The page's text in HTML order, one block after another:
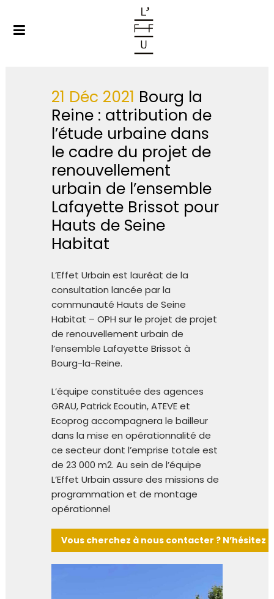
21 Déc 2021 Bourg la
Reine : attribution de
l’étude urbaine dans
le cadre du projet de
renouvellement
urbain de l’ensemble
Lafayette Brissot pour
Hauts de Seine
Habitat
L’Effet Urbain est lauréat de la
consultation lancée par la
communauté Hauts de Seine
Habitat – OPH sur le projet de projet
de renouvellement urbain de
l’ensemble Lafayette Brissot à
Bourg-la-Reine.
L’équipe constituée des agences
GRAU, Patrick Ecoutin, ATEVE et
Ecoprog accompagnera le bailleur
dans la mise en opérationnalité de
ce secteur dont l’emprise totale est
de 23 000 m2. Au sein de l’équipe
L’Effet Urbain assure des missions de
programmation et de montage
opérationnel
Vous cherchez à nous contacter ? N’hésitez